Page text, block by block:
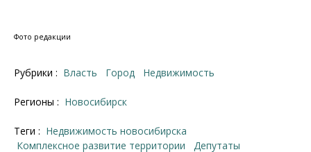
Фото редакции
Рубрики : Власть Город Недвижимость
Регионы : Новосибирск
Теги :
недвижимость новосибирска
Комплексное развитие территории
депутаты